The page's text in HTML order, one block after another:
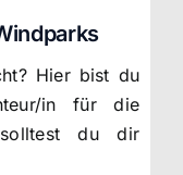
Hier bist du
in für die
du dir